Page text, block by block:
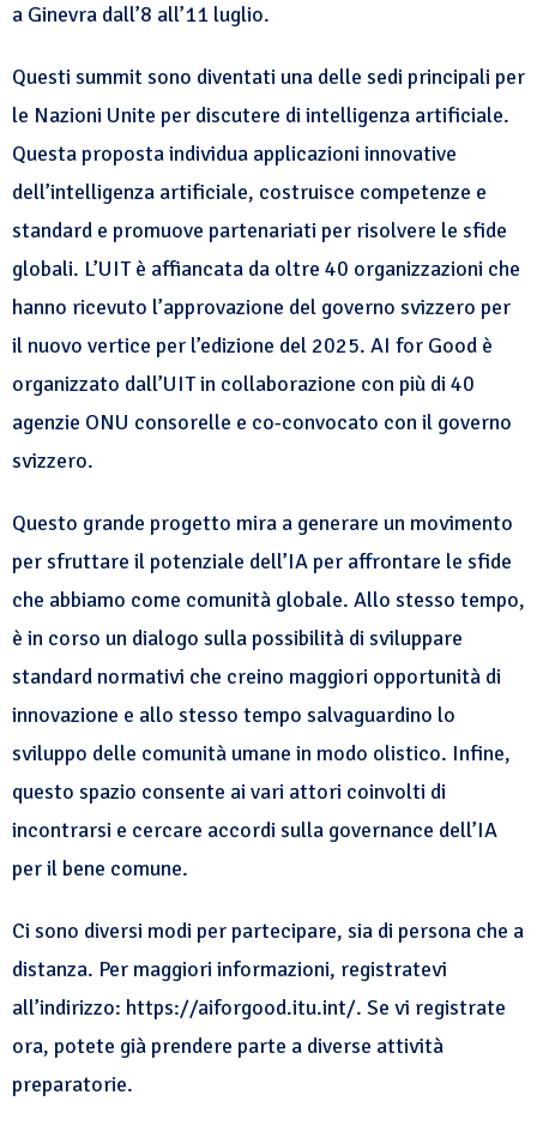
a Ginevra dall’8 all’11 luglio.
Questi summit sono diventati una delle sedi principali per
le Nazioni Unite per discutere di intelligenza artificiale.
Questa proposta individua applicazioni innovative
dell’intelligenza artificiale, costruisce competenze e
standard e promuove partenariati per risolvere le sfide
globali. L’UIT è affiancata da oltre 40 organizzazioni che
hanno ricevuto l’approvazione del governo svizzero per
il nuovo vertice per l’edizione del 2025. AI for Good è
organizzato dall’UIT in collaborazione con più di 40
agenzie ONU consorelle e co-convocato con il governo
svizzero.
Questo grande progetto mira a generare un movimento
per sfruttare il potenziale dell’IA per affrontare le sfide
che abbiamo come comunità globale. Allo stesso tempo,
è in corso un dialogo sulla possibilità di sviluppare
standard normativi che creino maggiori opportunità di
innovazione e allo stesso tempo salvaguardino lo
sviluppo delle comunità umane in modo olistico. Infine,
questo spazio consente ai vari attori coinvolti di
incontrarsi e cercare accordi sulla governance dell’IA
per il bene comune.
Ci sono diversi modi per partecipare, sia di persona che a
distanza. Per maggiori informazioni, registratevi
all’indirizzo: https://aiforgood.itu.int/. Se vi registrate
ora, potete già prendere parte a diverse attività
preparatorie.